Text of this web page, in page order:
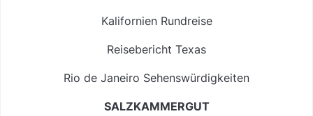
Kalifornien Rundreise
Reisebericht Texas
Rio de Janeiro Sehenswürdigkeiten
SALZKAMMERGUT